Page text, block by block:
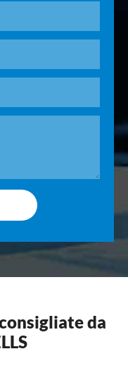
da